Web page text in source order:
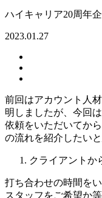
ハイキャリア20周年
2023.01.27
前回はアカウント人
明しましたが、今回
依頼をいただいてか
の流れを紹介したいと
クライアントか
打ち合わせの時間を
スタッフをご希望か